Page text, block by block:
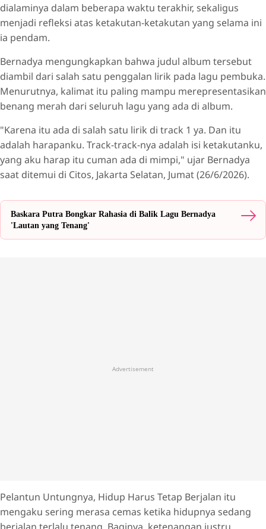
dialaminya dalam beberapa waktu terakhir, sekaligus
menjadi refleksi atas ketakutan-ketakutan yang selama ini
ia pendam.
Bernadya mengungkapkan bahwa judul album tersebut
diambil dari salah satu penggalan lirik pada lagu pembuka.
Menurutnya, kalimat itu paling mampu merepresentasikan
benang merah dari seluruh lagu yang ada di album.
"Karena itu ada di salah satu lirik di track 1 ya. Dan itu
adalah harapanku. Track-track-nya adalah isi ketakutanku,
yang aku harap itu cuman ada di mimpi," ujar Bernadya
saat ditemui di Citos, Jakarta Selatan, Jumat (26/6/2026).
Baskara Putra Bongkar Rahasia di Balik Lagu Bernadya
'Lautan yang Tenang'
Advertisement
Pelantun Untungnya, Hidup Harus Tetap Berjalan itu
mengaku sering merasa cemas ketika hidupnya sedang